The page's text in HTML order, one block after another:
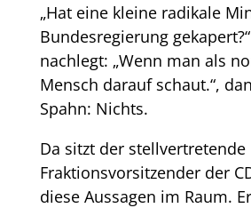
„Hat eine kleine radikale
Bundesregierung
nachlegt: „Wenn man als
Mensch darauf schaut.“,
Spahn: Nichts.
Da sitzt der stellvertretende
Fraktionsvorsitzender der
diese Aussagen im Raum.